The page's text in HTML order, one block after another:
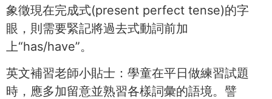
象徵現在完成式(present perfect tense)的字
眼，則需要緊記將過去式動詞前加
上“has/have”。
英文補習老師小貼士：學童在平日做練習試題
時，應多加留意並熟習各樣詞彙的語境。譬